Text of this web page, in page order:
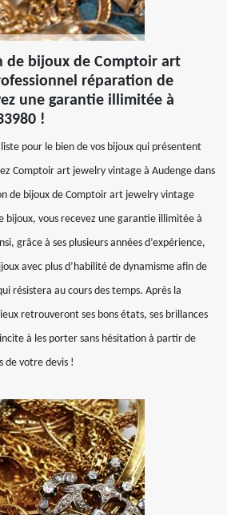
de bijoux de Comptoir art
réparation de
une garantie illimitée à
!
pour le bien de vos bijoux qui présentent
Comptoir art jewelry vintage à Audenge dans
de bijoux de Comptoir art jewelry vintage
bijoux, vous recevez une garantie illimitée à
grâce à ses plusieurs années d’expérience,
avec plus d’habilité de dynamisme afin de
résistera au cours des temps. Après la
retrouveront ses bons états, ses brillances
à les porter sans hésitation à partir de
de votre devis !